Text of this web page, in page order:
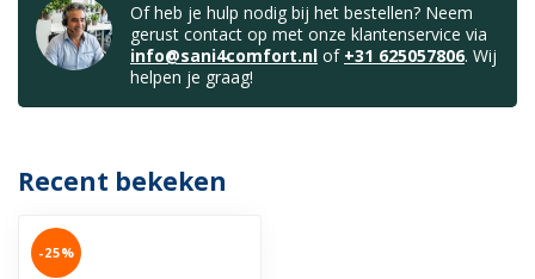
Of heb je hulp nodig bij het bestellen? Neem
gerust contact op met onze klantenservice via
info@sani4comfort.nl of +31 625057806. Wij
helpen je graag!
Recent bekeken
-25%